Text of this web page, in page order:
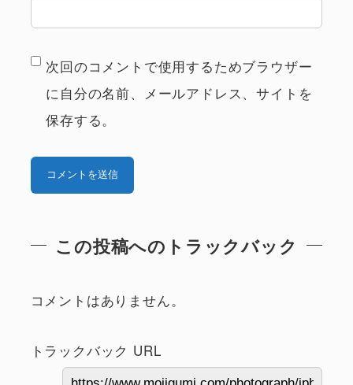
次回のコメントで使用するためブラウザー
に自分の名前、メールアドレス、サイトを
保存する。
この投稿へのトラックバック
コメントはありません。
トラックバック URL